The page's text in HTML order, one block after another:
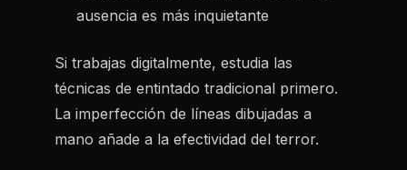
ausencia es más inquietante
Si trabajas digitalmente, estudia las
técnicas de entintado tradicional primero.
La imperfección de líneas dibujadas a
mano añade a la efectividad del terror.